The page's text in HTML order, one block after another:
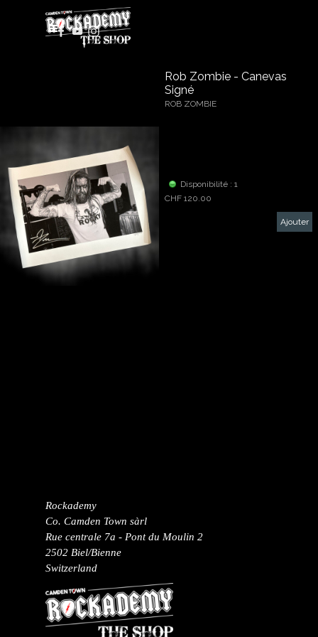
Sauter le menu
Rob Zombie - Canevas
Signé
ROB ZOMBIE
Disponibilité : 1
CHF 120.00
Ajouter
Rockademy
Co. Camden Town sàrl
Rue centrale 7a - Pont du Moulin 2
2502 Biel/Bienne
Switzerland